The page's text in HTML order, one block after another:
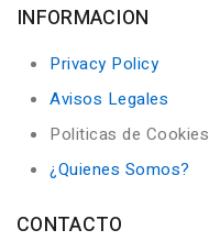
INFORMACION
Privacy Policy
Avisos Legales
Politicas de Cookies
¿Quienes Somos?
CONTACTO